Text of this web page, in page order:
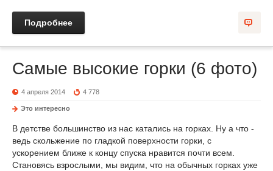
Подробнее
Самые высокие горки (6 фото)
4 апреля 2014 4 778
Это интересно
В детстве большинство из нас катались на горках. Ну а что -
ведь скольжение по гладкой поверхности горки, с
ускорением ближе к концу спуска нравится почти всем.
Становясь взрослыми, мы видим, что на обычных горках уже